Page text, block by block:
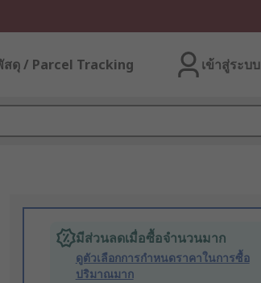
ดุ / Parcel Tracking เข้าสู่ระบบ
มีส่วนลดเมื่อซื้อจำนวนมาก
ดูตัวเลือกการกำหนดราคาในการซื้อ
ปริมาณมาก